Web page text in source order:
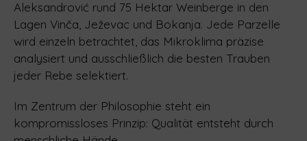
Aleksandrović rund 75 Hektar Weinberge in den
Lagen Vinča, Ježevac und Bokanja. Jede Parzelle
wird einzeln betrachtet, das Mikroklima präzise
analysiert und ausschließlich die besten Trauben
jeder Rebe selektiert.
Im Zentrum der Philosophie steht ein
kompromissloses Prinzip: Qualität entsteht durch